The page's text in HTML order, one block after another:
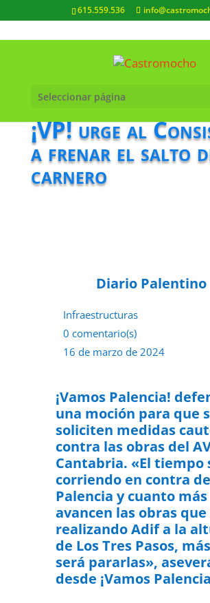
615.559.536
Seleccionar página
¡VP! urge al
a frenar el salto
carnero
Diario Palentino
Infraestructuras
0 comentario(s)
16 de marzo de 2024
¡Vamos Palencia!
una moción para que
soliciten medidas
contra las obras del
Cantabria. «El tiempo
corriendo en contra de
Palencia y cuanto más
avancen las obras
realizando Adif a la
de Los Tres Pasos,
será pararlas»,
desde ¡Vamos